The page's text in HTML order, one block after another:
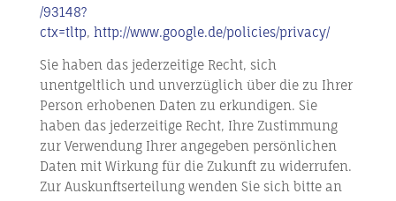
/93148?
ctx=tltp, http://www.google.de/policies/privacy/
Sie haben das jederzeitige Recht, sich
unentgeltlich und unverzüglich über die zu Ihrer
Person erhobenen Daten zu erkundigen. Sie
haben das jederzeitige Recht, Ihre Zustimmung
zur Verwendung Ihrer angegeben persönlichen
Daten mit Wirkung für die Zukunft zu widerrufen.
Zur Auskunftserteilung wenden Sie sich bitte an